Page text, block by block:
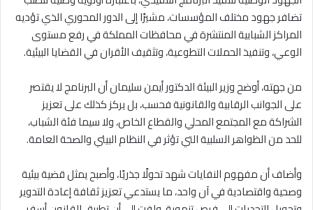
تضافر جهود مختلف المؤسسات، مشيرًا إلى الدور المحوري الذي تؤديه
المراكز الشبابية المنتشرة في محافظات المملكة في رفع مستوى
الوعي، وتنفيذ الحملات التطوعية، وتثقيف الأقران في القضايا البيئية.
من جهته، أوضح وزير البيئة الدكتور أيمن سليمان أن البرنامج لا يقتصر
على الجوانب الرقابية والقانونية فحسب، بل يركز كذلك على تعزيز
الشراكة مع المجتمع المحلي والقطاع الخاص، ولا سيما فئة الشباب،
للحد من الظواهر السلبية التي تؤثر في النظام البيئي والصحة العامة.
وأضاف أن مفهوم النفايات شهد تحولًا جذريًا، وأصبح يمثل قضية بيئية
وصحية واقتصادية في آن واحد، ما يستدعي تعزيز ثقافة إعادة التدوير